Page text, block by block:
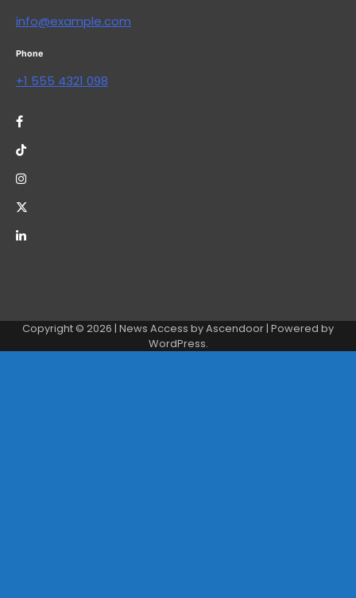
info@example.com
Phone
+1 555 4321 098
Copyright © 2026 | News Access byAscendoor | Powered by
WordPress.